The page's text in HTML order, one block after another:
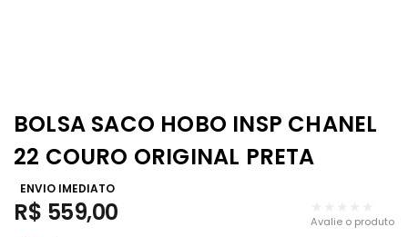
BOLSA SACO HOBO INSP CHANEL
22 COURO ORIGINAL PRETA
ENVIO IMEDIATO
R$ 559,00 Avalie o produto